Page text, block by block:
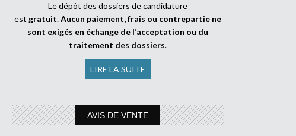
Le dépôt des dossiers de candidature
est gratuit.Aucun paiement, frais ou contrepartie ne
sont exigés en échange de l’acceptation ou du
traitement des dossiers.
LIRE LA SUITE
AVIS DE VENTE